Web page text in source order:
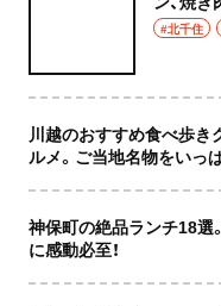
な店もお
#北千住
川越のおすすめ食べ歩き
ルメ。ご当地名物をいっ
神保町の絶品ランチ18選
に感動必至！